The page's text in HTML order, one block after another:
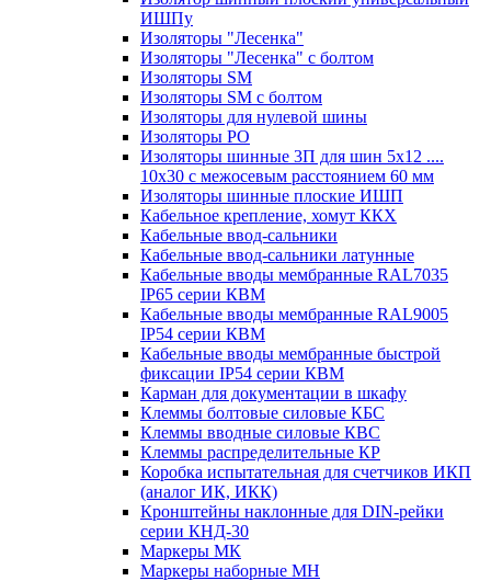
ИШПу
Изоляторы "Лесенка"
Изоляторы "Лесенка" с болтом
Изоляторы SM
Изоляторы SM c болтом
Изоляторы для нулевой шины
Изоляторы РО
Изоляторы шинные 3П для шин 5х12 ....
10х30 с межосевым расстоянием 60 мм
Изоляторы шинные плоские ИШП
Кабельное крепление, хомут ККХ
Кабельные ввод-сальники
Кабельные ввод-сальники латунные
Кабельные вводы мембранные RAL7035
IP65 серии КВМ
Кабельные вводы мембранные RAL9005
IP54 серии КВМ
Кабельные вводы мембранные быстрой
фиксации IP54 серии КВМ
Карман для документации в шкафу
Клеммы болтовые силовые КБС
Клеммы вводные силовые КВС
Клеммы распределительные КР
Коробка испытательная для счетчиков ИКП
(аналог ИК, ИКК)
Кронштейны наклонные для DIN-рейки
серии КНД-30
Маркеры МК
Маркеры наборные МН